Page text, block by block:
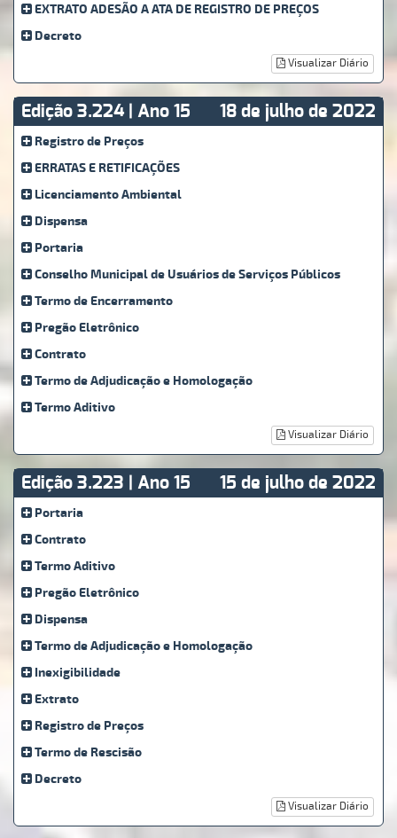
EXTRATO ADESÃO A ATA DE REGISTRO DE PREÇOS
Decreto
Visualizar Diário
Edição 3.224 | Ano 15 18 de julho de 2022
Registro de Preços
ERRATAS E RETIFICAÇÕES
Licenciamento Ambiental
Dispensa
Portaria
Conselho Municipal de Usuários de Serviços Públicos
Termo de Encerramento
Pregão Eletrônico
Contrato
Termo de Adjudicação e Homologação
Termo Aditivo
Visualizar Diário
Edição 3.223 | Ano 15 15 de julho de 2022
Portaria
Contrato
Termo Aditivo
Pregão Eletrônico
Dispensa
Termo de Adjudicação e Homologação
Inexigibilidade
Extrato
Registro de Preços
Termo de Rescisão
Decreto
Visualizar Diário